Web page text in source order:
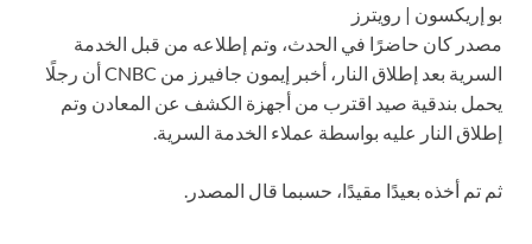
بو إريكسون | رويترز
مصدر كان حاضرًا في الحدث، وتم إطلاعه من قبل الخدمة
السرية بعد إطلاق النار، أخبر إيمون جافيرز من CNBC أن رجلًا
يحمل بندقية صيد اقترب من أجهزة الكشف عن المعادن وتم
إطلاق النار عليه بواسطة عملاء الخدمة السرية.
ثم تم أخذه بعيدًا مقيدًا، حسبما قال المصدر.